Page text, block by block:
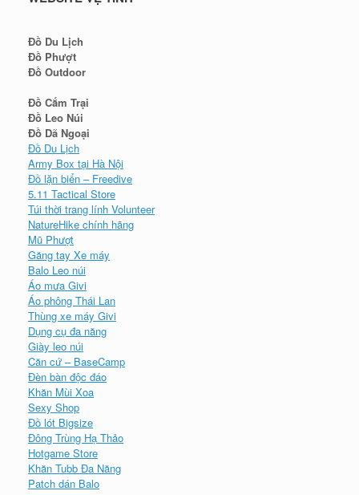
Đồ Du Lịch
Đồ Phượt
Đồ Outdoor
Đồ Cắm Trại
Đồ Leo Núi
Đồ Dã Ngoại
Đồ Du Lịch
Army Box tại Hà Nội
Đồ lặn biển – Freedive
5.11 Tactical Store
Túi thời trang lính Volunteer
NatureHike chính hãng
Mũ Phượt
Găng tay Xe máy
Balo Leo núi
Áo mưa Givi
Áo phông Thái Lan
Thùng xe máy Givi
Dụng cụ đa năng
Giày leo núi
Căn cứ – BaseCamp
Đèn bàn độc đáo
Khăn Mùi Xoa
Sexy Shop
Đồ lót Bigsize
Đông Trùng Hạ Thảo
Hotgame Store
Khăn Tubb Đa Năng
Patch dán Balo